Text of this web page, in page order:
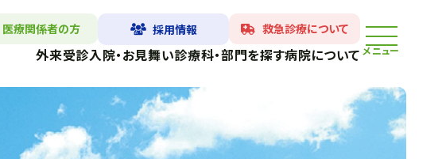
医療関係者の方 採用情報 救急診療について
外来受診入院・お見舞い診療科・部門を探す病院について メニュー